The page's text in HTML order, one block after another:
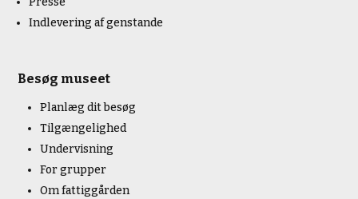
Indlevering af genstande
Besøg museet
Planlæg dit besøg
Tilgængelighed
Undervisning
For grupper
Om fattiggården